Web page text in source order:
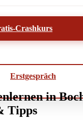
Crashkurs
Erstgespräch
in
Tipps